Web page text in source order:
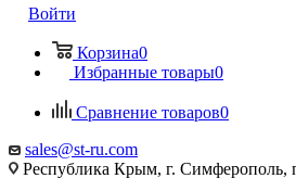
Войти
Корзина0
Избранные товары0
Сравнение товаров0
sales@st-ru.com
Республика Крым, г. Симферополь,